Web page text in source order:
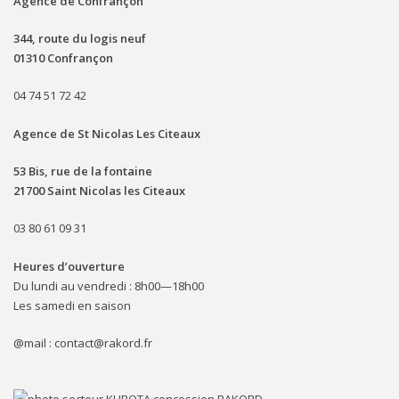
344, route du logis neuf
01310 Confrançon
04 74 51 72 42
Agence de St Nicolas Les Citeaux
53 Bis, rue de la fontaine
21700 Saint Nicolas les Citeaux
03 80 61 09 31
Heures d’ouverture
Du lundi au vendredi : 8h00—18h00
Les samedi en saison
@mail : contact@rakord.fr